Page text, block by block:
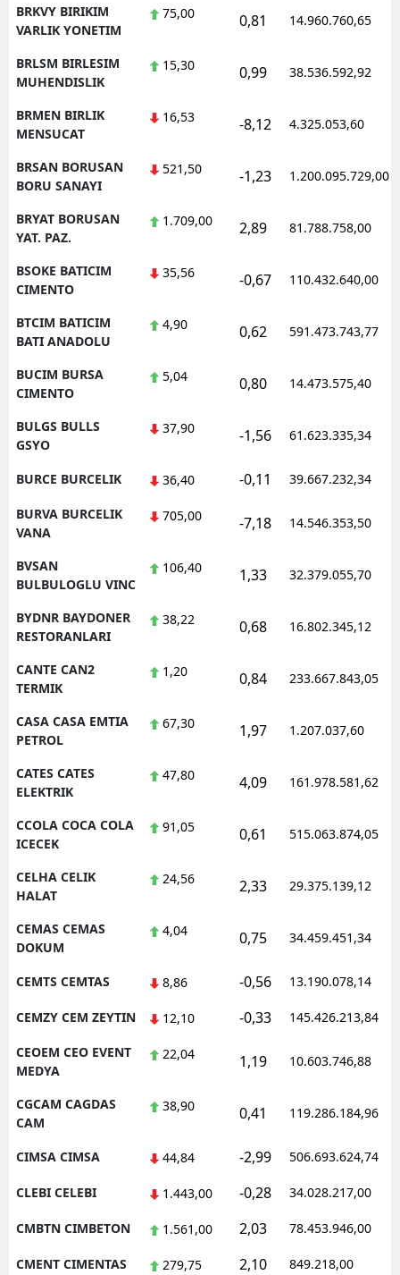
BRKVY BIRIKIM
VARLIK YONETIM
75,00 0,81 14.960.760,65
BRLSM BIRLESIM
MUHENDISLIK
15,30 0,99 38.536.592,92
BRMEN BIRLIK
MENSUCAT
16,53 -8,12 4.325.053,60
BRSAN BORUSAN
BORU SANAYI
521,50 -1,23 1.200.095.729,00
BRYAT BORUSAN
YAT. PAZ.
1.709,00 2,89 81.788.758,00
BSOKE BATICIM
CIMENTO
35,56 -0,67 110.432.640,00
BTCIM BATICIM
BATI ANADOLU
4,90 0,62 591.473.743,77
BUCIM BURSA
CIMENTO
5,04 0,80 14.473.575,40
BULGS BULLS
GSYO
37,90 -1,56 61.623.335,34
BURCE BURCELIK 36,40 -0,11 39.667.232,34
BURVA BURCELIK
VANA
705,00 -7,18 14.546.353,50
BVSAN
BULBULOGLU VINC
106,40 1,33 32.379.055,70
BYDNR BAYDONER
RESTORANLARI
38,22 0,68 16.802.345,12
CANTE CAN2
TERMIK
1,20 0,84 233.667.843,05
CASA CASA EMTIA
PETROL
67,30 1,97 1.207.037,60
CATES CATES
ELEKTRIK
47,80 4,09 161.978.581,62
CCOLA COCA COLA
ICECEK
91,05 0,61 515.063.874,05
CELHA CELIK
HALAT
24,56 2,33 29.375.139,12
CEMAS CEMAS
DOKUM
4,04 0,75 34.459.451,34
CEMTS CEMTAS 8,86 -0,56 13.190.078,14
CEMZY CEM ZEYTIN 12,10 -0,33 145.426.213,84
CEOEM CEO EVENT
MEDYA
22,04 1,19 10.603.746,88
CGCAM CAGDAS
CAM
38,90 0,41 119.286.184,96
CIMSA CIMSA 44,84 -2,99 506.693.624,74
CLEBI CELEBI 1.443,00 -0,28 34.028.217,00
CMBTN CIMBETON 1.561,00 2,03 78.453.946,00
CMENT CIMENTAS 279,75 2,10 849.218,00